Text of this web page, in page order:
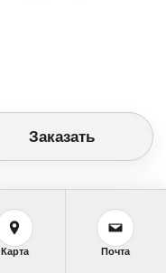
Заказать
Карта Почта